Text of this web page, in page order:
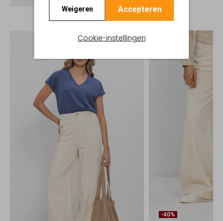
Weigeren Accepteren
Cookie-instellingen
-40%